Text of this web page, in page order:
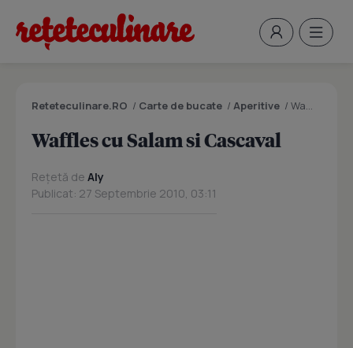
Reteteculinare.RO / Carte de bucate / Aperitive / Waffles cu Salam si Cascaval
Waffles cu Salam si Cascaval
Rețetă de Aly
Publicat: 27 Septembrie 2010, 03:11